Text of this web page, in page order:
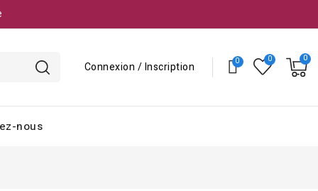
Connexion / Inscription
nous